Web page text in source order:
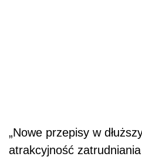
„Nowe przepisy w
atrakcyjność